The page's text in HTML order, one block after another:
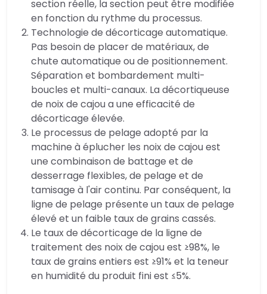
section réelle, la section peut être modifiée
en fonction du rythme du processus.
Technologie de décorticage automatique.
Pas besoin de placer de matériaux, de
chute automatique ou de positionnement.
Séparation et bombardement multi-
boucles et multi-canaux. La décortiqueuse
de noix de cajou a une efficacité de
décorticage élevée.
Le processus de pelage adopté par la
machine à éplucher les noix de cajou est
une combinaison de battage et de
desserrage flexibles, de pelage et de
tamisage à l'air continu. Par conséquent, la
ligne de pelage présente un taux de pelage
élevé et un faible taux de grains cassés.
Le taux de décorticage de la ligne de
traitement des noix de cajou est ≥98%, le
taux de grains entiers est ≥91% et la teneur
en humidité du produit fini est ≤5%.